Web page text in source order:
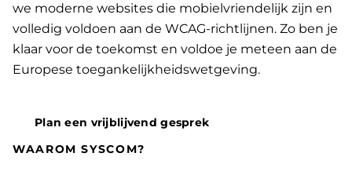
we moderne websites die mobielvriendelijk zijn en
volledig voldoen aan de WCAG-richtlijnen. Zo ben je
klaar voor de toekomst en voldoe je meteen aan de
Europese toegankelijkheidswetgeving.
Plan een vrijblijvend gesprek
WAAROM SYSCOM?